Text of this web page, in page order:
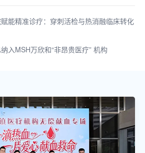
能精准诊疗：穿刺活检与热消融临床转化
入MSH万欣和“非昂贵医疗” 机构